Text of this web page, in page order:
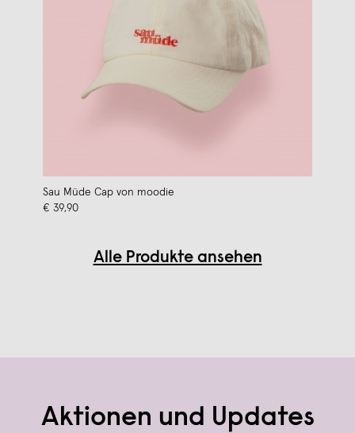
Sau Müde Cap von moodie
€ 39,90
Alle Produkte ansehen
Aktionen und Updates